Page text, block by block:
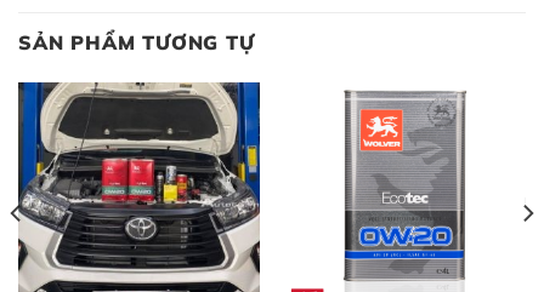
SẢN PHẨM TƯƠNG TỰ